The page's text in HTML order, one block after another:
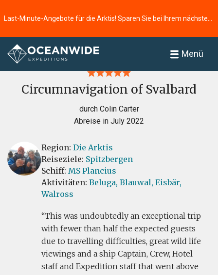
Menü
Startseite
Circumnavigation of Svalbard
durch Colin Carter
Abreise in July 2022
Region: Die Arktis
Reiseziele: Spitzbergen
Schiff: MS Plancius
Aktivitäten: Beluga, Blauwal, Eisbär,
Walross
This was undoubtedly an exceptional trip
with fewer than half the expected guests
due to travelling difficulties, great wild life
viewings and a ship Captain, Crew, Hotel
staff and Expedition staff that went above